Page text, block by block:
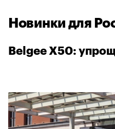
Новинки для
Belgee X50: